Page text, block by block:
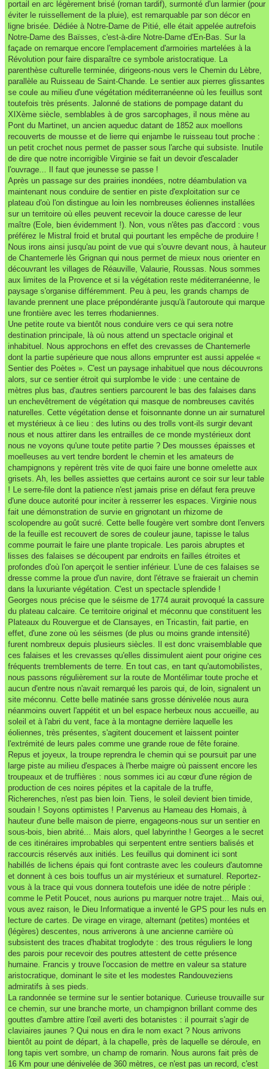
portail en arc légèrement brisé (roman tardif), surmonté d'un larmier (pour
éviter le ruissellement de la pluie), est remarquable par son décor en
ligne brisée. Dédiée à Notre-Dame de Pitié, elle était appelée autrefois
Notre-Dame des Baïsses, c'est-à-dire Notre-Dame d'En-Bas. Sur la
façade on remarque encore l'emplacement d'armoiries martelées à la
Révolution pour faire disparaître ce symbole aristocratique. La
parenthèse culturelle terminée, dirigeons-nous vers le Chemin du Lèbre,
parallèle au Ruisseau de Saint-Chande. Le sentier aux pierres glissantes
se coule au milieu d'une végétation méditerranéenne où les feuillus sont
toutefois très présents. Jalonné de stations de pompage datant du
XIXème siècle, semblables à de gros sarcophages, il nous mène au
Pont du Martinet, un ancien aqueduc datant de 1852 aux moellons
recouverts de mousse et de lierre qui enjambe le ruisseau tout proche :
un petit crochet nous permet de passer sous l'arche qui subsiste. Inutile
de dire que notre incorrigible Virginie se fait un devoir d'escalader
l'ouvrage... Il faut que jeunesse se passe !
Après un passage sur des prairies inondées, notre déambulation va
maintenant nous conduire de sentier en piste d'exploitation sur ce
plateau d'où l'on distingue au loin les nombreuses éoliennes installées
sur un territoire où elles peuvent recevoir la douce caresse de leur
maître (Eole, bien évidemment !). Non, vous n'êtes pas d'accord : vous
préférez le Mistral froid et brutal qui pourtant les empêche de produire !
Nous irons ainsi jusqu'au point de vue qui s'ouvre devant nous, à hauteur
de Chantemerle lès Grignan qui nous permet de mieux nous orienter en
découvrant les villages de Réauville, Valaurie, Roussas. Nous sommes
aux limites de la Provence et si la végétation reste méditerranéenne, le
paysage s'organise différemment. Peu à peu, les grands champs de
lavande prennent une place prépondérante jusqu'à l'autoroute qui marque
une frontière avec les terres rhodaniennes.
Une petite route va bientôt nous conduire vers ce qui sera notre
destination principale, là où nous attend un spectacle original et
inhabituel. Nous approchons en effet des crevasses de Chantemerle
dont la partie supérieure que nous allons emprunter est aussi appelée «
Sentier des Poètes ». C'est un paysage inhabituel que nous découvrons
alors, sur ce sentier étroit qui surplombe le vide : une centaine de
mètres plus bas, d'autres sentiers parcourent le bas des falaises dans
un enchevêtrement de végétation qui masque de nombreuses cavités
naturelles. Cette végétation dense et foisonnante donne un air surnaturel
et mystérieux à ce lieu : des lutins ou des trolls vont-ils surgir devant
nous et nous attirer dans les entrailles de ce monde mystérieux dont
nous ne voyons qu'une toute petite partie ? Des mousses épaisses et
moelleuses au vert tendre bordent le chemin et les amateurs de
champignons y repèrent très vite de quoi faire une bonne omelette aux
grisets. Ah, les belles assiettes que certains auront ce soir sur leur table
! Le serre-file dont la patience n'est jamais prise en défaut fera preuve
d'une douce autorité pour inciter à resserrer les espaces. Virginie nous
fait une démonstration de survie en grignotant un rhizome de
scolopendre au goût sucré. Cette belle fougère vert sombre dont l'envers
de la feuille est recouvert de sores de couleur jaune, tapisse le talus
comme pourrait le faire une plante tropicale. Les parois abruptes et
lisses des falaises se découpent par endroits en failles étroites et
profondes d'où l'on aperçoit le sentier inférieur. L'une de ces falaises se
dresse comme la proue d'un navire, dont l'étrave se fraierait un chemin
dans la luxuriante végétation. C'est un spectacle splendide !
Georges nous précise que le séisme de 1774 aurait provoqué la cassure
du plateau calcaire. Ce territoire original et méconnu que constituent les
Plateaux du Rouvergue et de Clansayes, en Tricastin, fait partie, en
effet, d'une zone où les séismes (de plus ou moins grande intensité)
furent nombreux depuis plusieurs siècles. Il est donc vraisemblable que
ces falaises et les crevasses qu'elles dissimulent aient pour origine ces
fréquents tremblements de terre. En tout cas, en tant qu'automobilistes,
nous passons régulièrement sur la route de Montélimar toute proche et
aucun d'entre nous n'avait remarqué les parois qui, de loin, signalent un
site méconnu. Cette belle matinée sans grosse dénivelée nous aura
néanmoins ouvert l'appétit et un bel espace herbeux nous accueille, au
soleil et à l'abri du vent, face à la montagne derrière laquelle les
éoliennes, très présentes, s'agitent doucement et laissent pointer
l'extrémité de leurs pales comme une grande roue de fête foraine.
Repus et joyeux, la troupe reprendra le chemin qui se poursuit par une
large piste au milieu d'espaces à l'herbe maigre où paissent encore les
troupeaux et de truffières : nous sommes ici au cœur d'une région de
production de ces noires pépites et la capitale de la truffe,
Richerenches, n'est pas bien loin. Tiens, le soleil devient bien timide,
soudain ! Soyons optimistes ! Parvenus au Hameau des Homais, à
hauteur d'une belle maison de pierre, engageons-nous sur un sentier en
sous-bois, bien abrité... Mais alors, quel labyrinthe ! Georges a le secret
de ces itinéraires improbables qui serpentent entre sentiers balisés et
raccourcis réservés aux initiés. Les feuillus qui dominent ici sont
habillés de lichens épais qui font contraste avec les couleurs d'automne
et donnent à ces bois touffus un air mystérieux et surnaturel. Reportez-
vous à la trace qui vous donnera toutefois une idée de notre périple :
comme le Petit Poucet, nous aurions pu marquer notre trajet... Mais oui,
vous avez raison, le Dieu Informatique a inventé le GPS pour les nuls en
lecture de cartes. De virage en virage, alternant (petites) montées et
(légères) descentes, nous arriverons à une ancienne carrière où
subsistent des traces d'habitat troglodyte : des trous réguliers le long
des parois pour recevoir des poutres attestent de cette présence
humaine. Francis y trouve l'occasion de mettre en valeur sa stature
aristocratique, dominant le site et les modestes Randouveziens
admiratifs à ses pieds.
La randonnée se termine sur le sentier botanique. Curieuse trouvaille sur
ce chemin, sur une branche morte, un champignon brillant comme des
gouttes d'ambre attire l'œil averti des botanistes : il pourrait s'agir de
claviaires jaunes ? Qui nous en dira le nom exact ? Nous arrivons
bientôt au point de départ, à la chapelle, près de laquelle se déroule, en
long tapis vert sombre, un champ de romarin. Nous aurons fait près de
16 Km pour une dénivelée de 360 mètres, ce n'est pas un record, c'est